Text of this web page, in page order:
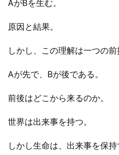
AがBを生む。
原因と結果。
しかし、この理解は一つの前
Aが先で、Bが後である。
前後はどこから来るのか。
世界は出来事を持つ。
しかし生命は、出来事を保持